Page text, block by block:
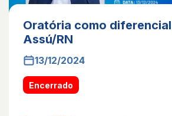
Oratória como diferencial |
Assú/RN
13/12/2024
Encerrado